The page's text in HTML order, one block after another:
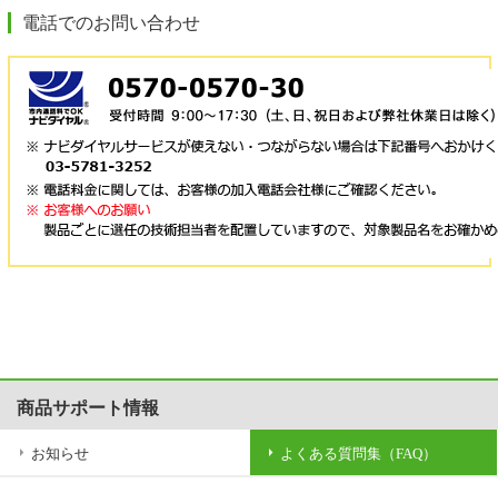
電話でのお問い合わせ
商品サポート情報
お知らせ よくある質問集（FAQ）